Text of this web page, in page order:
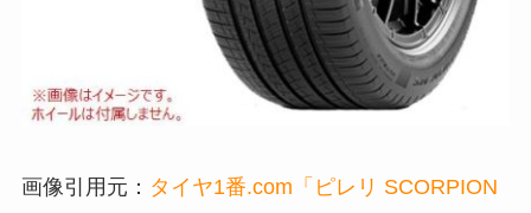
画像引用元： タイヤ1番.com「ピレリ SCORPION